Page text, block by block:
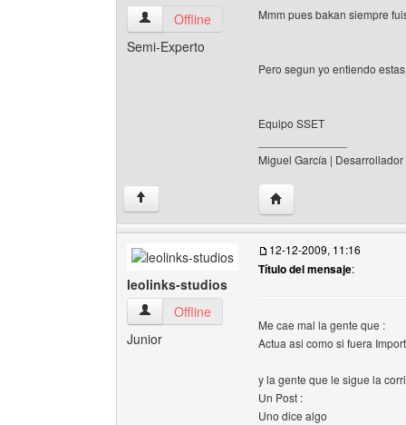
solamente-sencillo Ver perfil del usuario
Offline
Semi-Experto
Mmm pues bakan siempre
Pero segun yo entiendo
Equipo SSET
Miguel García |
↑ Visitar sitio web del
leolinks-studios
leolinks-studios Ver perfil del usuario
Offline
Junior
12-12-2009, 11:16
Título del mensaje:
Me cae mal la gente que :
Actua asi como si fuera
y la gente que le sigue la
Un Post :
Uno dice algo